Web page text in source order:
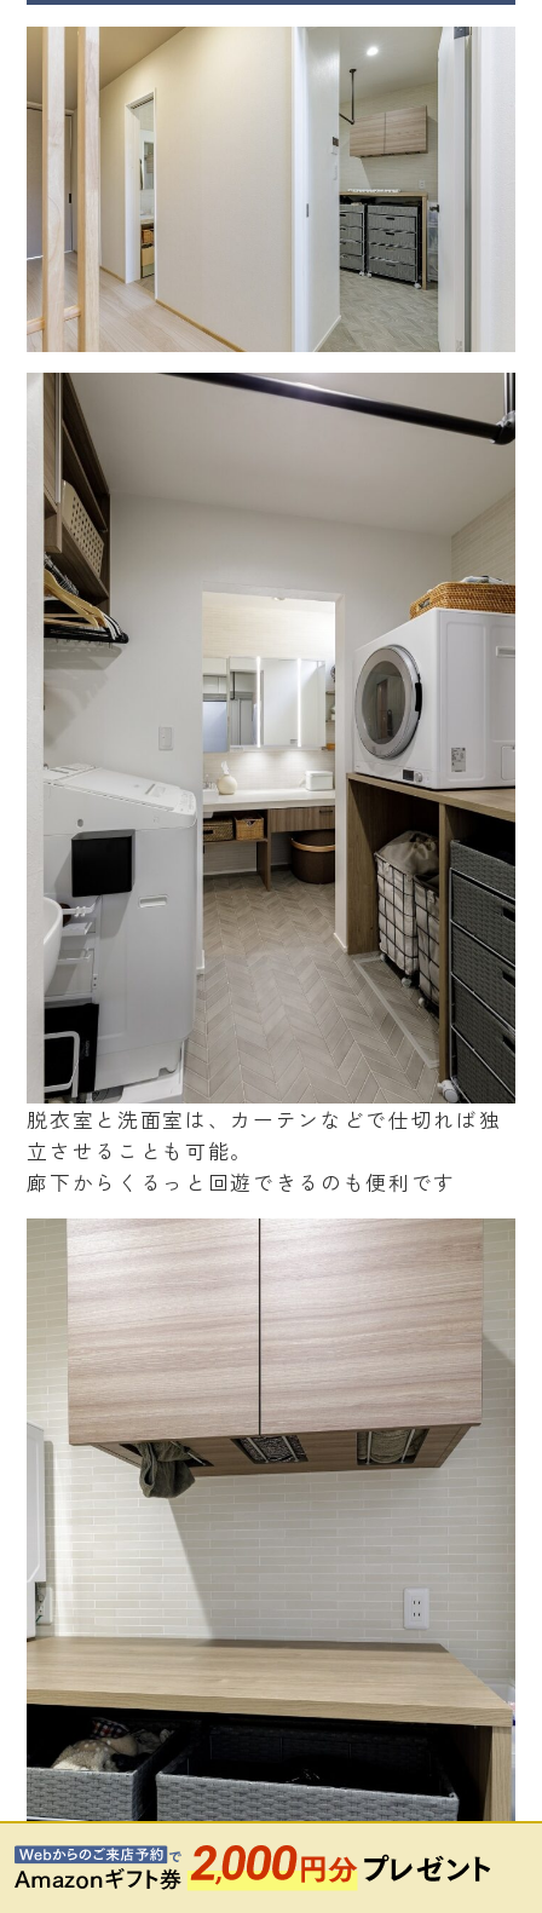
脱衣室と洗面室は、カーテンなどで仕切れば独
立させることも可能。
廊下からくるっと回遊できるのも便利です